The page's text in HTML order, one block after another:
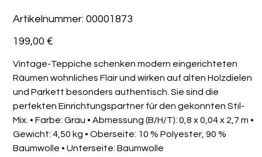
Artikelnummer: Artikelnummer:
00001873
00001873
Preis
199,00 €
Vintage-Teppiche schenken modern eingerichteten
Räumen wohnliches Flair und wirken auf alten Holzdielen
und Parkett besonders authentisch. Sie sind die
perfekten Einrichtungspartner für den gekonnten Stil-
Mix. • Farbe: Grau • Abmessung (B/H/T): 0,8 x 0,04 x 2,7 m •
Gewicht: 4,50 kg • Oberseite: 10 % Polyester, 90 %
Baumwolle • Unterseite: Baumwolle